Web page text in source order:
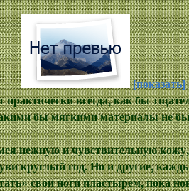
[показать]
практически всегда, как бы
бы мягкими материалы не
нежную и чувствительную
круглый год. Но и другие,
свои ноги пластырем, пока